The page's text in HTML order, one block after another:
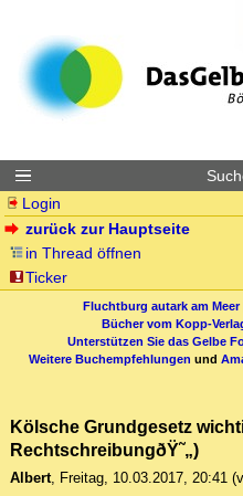
Login
zurück zur Hauptseite
in Thread öffnen
Ticker
Fluchtburg autark am Meer
Bücher vom Kopp-
Unterstützen Sie das Gelbe
Weitere Buchempfehlungen und
Kölsche Grundgesetz
RechtschreibungðŸ˜„)
Albert, Freitag, 10.03.2017, 20:41